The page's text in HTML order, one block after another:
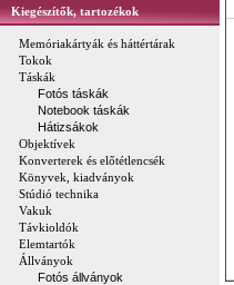
Kiegészítők, tartozékok
Memóriakártyák és háttértárak
Tokok
Táskák
Fotós táskák
Notebook táskák
Hátizsákok
Objektívek
Konverterek és előtétlencsék
Könyvek, kiadványok
Stúdió technika
Vakuk
Távkioldók
Elemtartók
Állványok
Fotós állványok